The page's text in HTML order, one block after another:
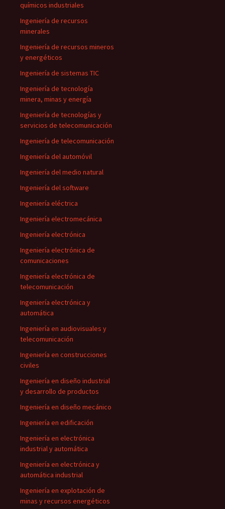
químicos industriales
Ingeniería de recursos
minerales
Ingeniería de recursos mineros
y energéticos
Ingeniería de sistemas TIC
Ingeniería de tecnología
minera, minas y energía
Ingeniería de tecnologías y
servicios de telecomunicación
Ingeniería de telecomunicación
Ingeniería del automóvil
Ingeniería del medio natural
Ingeniería del software
Ingeniería eléctrica
Ingeniería electromecánica
Ingeniería electrónica
Ingeniería electrónica de
comunicaciones
Ingeniería electrónica de
telecomunicación
Ingeniería electrónica y
automática
Ingeniería en audiovisuales y
telecomunicación
Ingeniería en construcciones
civiles
Ingeniería en diseño industrial
y desarrollo de productos
Ingeniería en diseño mecánico
Ingeniería en edificación
Ingeniería en electrónica
industrial y automática
Ingeniería en electrónica y
automática industrial
Ingeniería en explotación de
minas y recursos energéticos